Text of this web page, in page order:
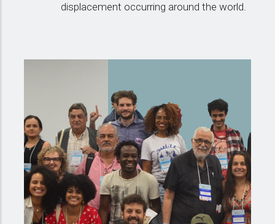
displacement occurring around the world.